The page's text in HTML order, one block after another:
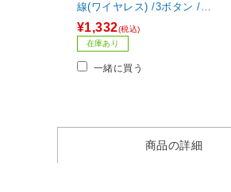
線(ワイヤレス) /3ボタン /US
B］
¥1,332(税込)
在庫あり
一緒に買う
商品の詳細